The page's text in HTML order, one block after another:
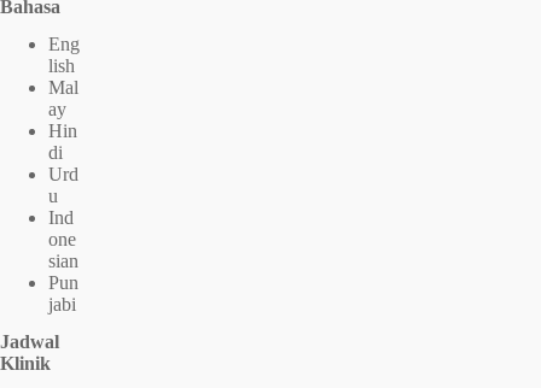
Bahasa
Eng
lish
Mal
ay
Hin
di
Urd
u
Ind
one
sian
Pun
jabi
Jadwal
Klinik